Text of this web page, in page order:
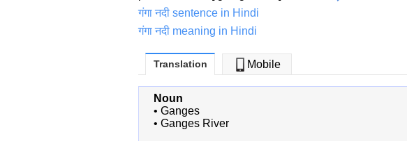
गंगा नदी sentence in Hindi
गंगा नदी meaning in Hindi
Translation Mobile
Noun
• Ganges
• Ganges River